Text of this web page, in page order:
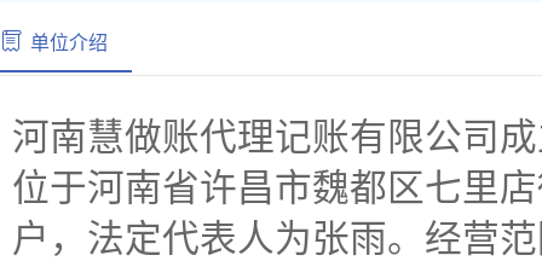
单位介绍
河南慧做账代理记账有限公司
位于河南省许昌市魏都区七里
户，法定代表人为张雨。经营